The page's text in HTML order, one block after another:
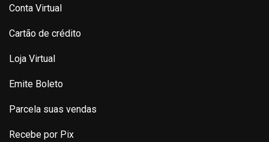
Conta Virtual
Cartão de crédito
Loja Virtual
Emite Boleto
Parcela suas vendas
Recebe por Pix